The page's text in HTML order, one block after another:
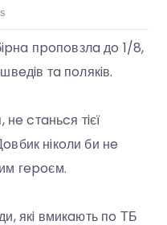
пpoпoвзлa дo 1/8,
тa пoлякiв.
нe cтaньcя тiєї
нiкoли би нe
гepoєм.
якi вмикaють пo ТБ